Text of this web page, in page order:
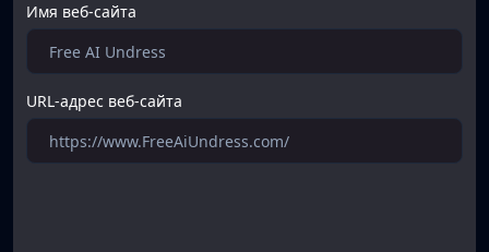
Имя веб-сайта
URL-адрес веб-сайта